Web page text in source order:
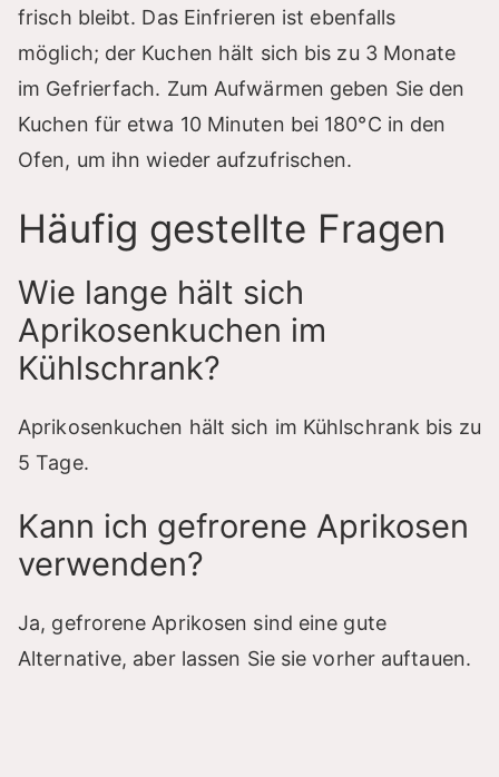
frisch bleibt. Das Einfrieren ist ebenfalls
möglich; der Kuchen hält sich bis zu 3 Monate
im Gefrierfach. Zum Aufwärmen geben Sie den
Kuchen für etwa 10 Minuten bei 180°C in den
Ofen, um ihn wieder aufzufrischen.
Häufig gestellte Fragen
Wie lange hält sich
Aprikosenkuchen im
Kühlschrank?
Aprikosenkuchen hält sich im Kühlschrank bis zu
5 Tage.
Kann ich gefrorene Aprikosen
verwenden?
Ja, gefrorene Aprikosen sind eine gute
Alternative, aber lassen Sie sie vorher auftauen.